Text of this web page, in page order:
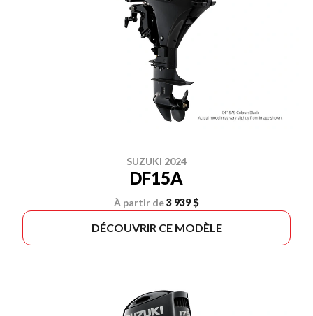
SUZUKI 2024
DF15A
À partir de3 939 $
DÉCOUVRIR CE MODÈLE